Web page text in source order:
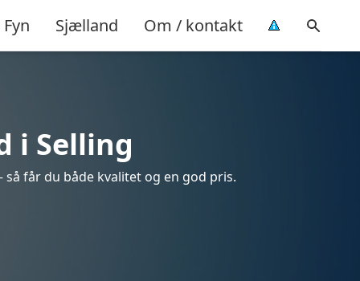
Fyn Sjælland Om / kontakt
i Selling
får du både kvalitet og en god pris.